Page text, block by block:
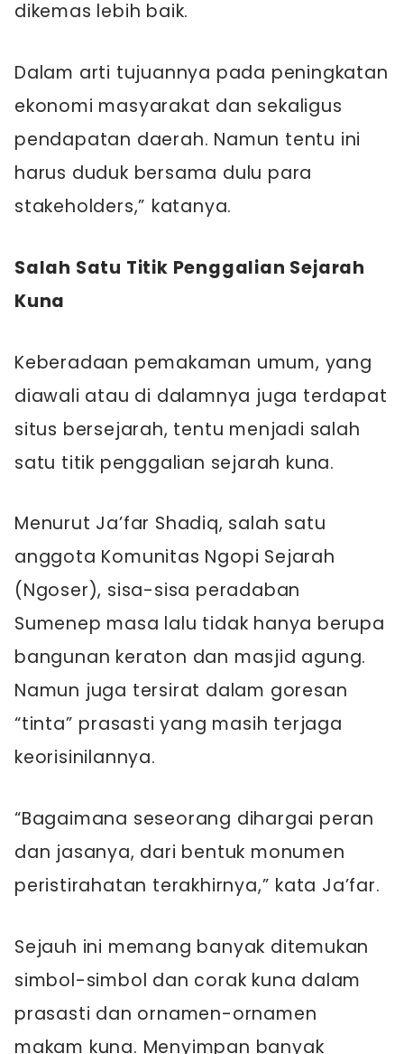
dikemas lebih baik.
Dalam arti tujuannya pada peningkatan
ekonomi masyarakat dan sekaligus
pendapatan daerah. Namun tentu ini
harus duduk bersama dulu para
stakeholders,” katanya.
Salah Satu Titik Penggalian Sejarah
Kuna
Keberadaan pemakaman umum, yang
diawali atau di dalamnya juga terdapat
situs bersejarah, tentu menjadi salah
satu titik penggalian sejarah kuna.
Menurut Ja’far Shadiq, salah satu
anggota Komunitas Ngopi Sejarah
(Ngoser), sisa-sisa peradaban
Sumenep masa lalu tidak hanya berupa
bangunan keraton dan masjid agung.
Namun juga tersirat dalam goresan
“tinta” prasasti yang masih terjaga
keorisinilannya.
“Bagaimana seseorang dihargai peran
dan jasanya, dari bentuk monumen
peristirahatan terakhirnya,” kata Ja’far.
Sejauh ini memang banyak ditemukan
simbol-simbol dan corak kuna dalam
prasasti dan ornamen-ornamen
makam kuna. Menyimpan banyak